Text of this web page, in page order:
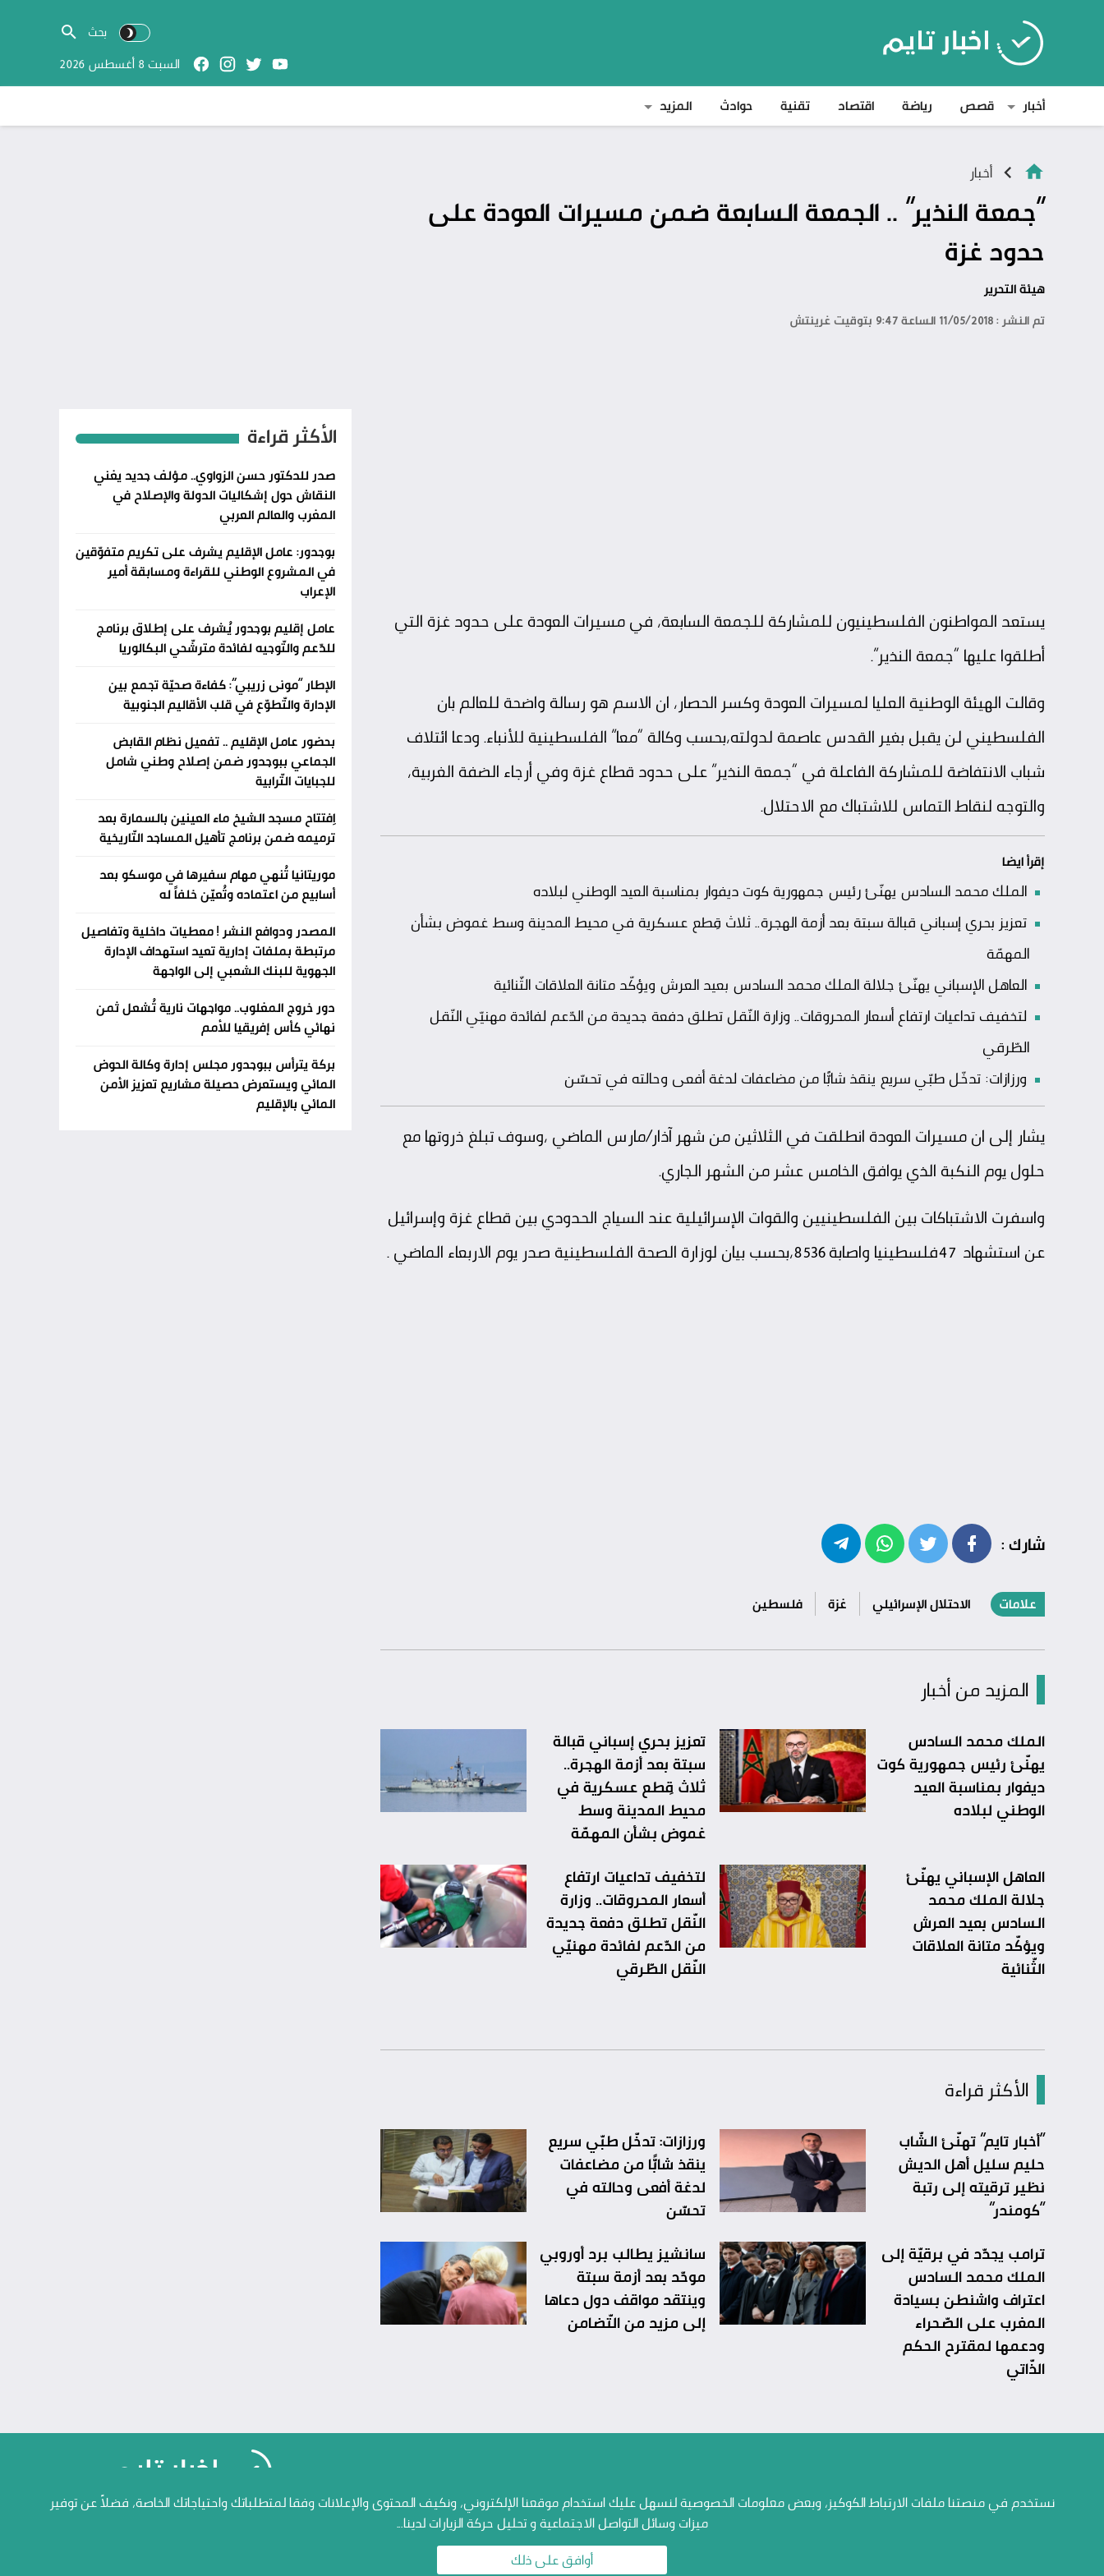
السبت 8 أغسطس 2026
أخبار
قصص رياضة اقتصاد تقنية حوادث المزيد
أخبار
“جمعة النذير” .. الجمعة السابعة ضمن مسيرات العودة على
حدود غزة
هيئة التحرير
تم النشر : 11/05/2018 الساعة 9:47 بتوقيت غرينتش
يستعد المواطنون الفلسطينيون للمشاركة للجمعة السابعة، في مسيرات العودة على حدود غزة التي
أطلقوا عليها “جمعة النذير”.
وقالت الهيئة الوطنية العليا لمسيرات العودة وكسر الحصار، ان الاسم هو رسالة واضحة للعالم بان
الفلسطيني لن يقبل بغير القدس عاصمة لدولته،بحسب وكالة “معا” الفلسطينية للأنباء. ودعا ائتلاف
شباب الانتفاضة للمشاركة الفاعلة في “جمعة النذير” على حدود قطاع غزة وفي أرجاء الضفة الغربية،
والتوجه لنقاط التماس للاشتباك مع الاحتلال.
إقرأ ايضا
الملك محمد السادس يهنّئ رئيس جمهورية كوت ديفوار بمناسبة العيد الوطني لبلاده
تعزيز بحري إسباني قبالة سبتة بعد أزمة الهجرة.. ثلاث قِطع عسكرية في محيط المدينة وسط غموض بشأن
المهمّة
العاهل الإسباني يهنّئ جلالة الملك محمد السادس بعيد العرش ويؤكّد متانة العلاقات الثّنائية
لتخفيف تداعيات ارتفاع أسعار المحروقات.. وزارة النّقل تطلق دفعة جديدة من الدّعم لفائدة مهنيّي النّقل
الطّرقي
ورزازات: تدخّل طبّي سريع ينقذ شابًّا من مضاعفات لدغة أفعى وحالته في تحسّن
يشار إلى ان مسيرات العودة انطلقت في الثلاثين من شهر آذار/مارس الماضي ،وسوف تبلغ ذروتها مع
حلول يوم النكبة الذي يوافق الخامس عشر من الشهر الجاري.
واسفرت الاشتباكات بين الفلسطينيين والقوات الإسرائيلية عند السياج الحدودي بين قطاع غزة وإسرائيل
عن استشهاد 47فلسطينيا واصابة 8536،بحسب بيان لوزارة الصحة الفلسطينية صدر يوم الاربعاء الماضي .
شارك :
علامات الاحتلال الإسرائيلي غزة فلسطين
المزيد من أخبار
الملك محمد السادس
يهنّئ رئيس جمهورية كوت
ديفوار بمناسبة العيد
الوطني لبلاده
تعزيز بحري إسباني قبالة
سبتة بعد أزمة الهجرة..
ثلاث قِطع عسكرية في
محيط المدينة وسط
غموض بشأن المهمّة
العاهل الإسباني يهنّئ
جلالة الملك محمد
السادس بعيد العرش
ويؤكّد متانة العلاقات
الثّنائية
لتخفيف تداعيات ارتفاع
أسعار المحروقات.. وزارة
النّقل تطلق دفعة جديدة
من الدّعم لفائدة مهنيّي
النّقل الطّرقي
الأكثر قراءة
“أخبار تايم” تهنّئ الشّاب
حليم سليل أهل الديش
نظير ترقيته إلى رتبة
“كومندر”
ورزازات: تدخّل طبّي سريع
ينقذ شابًّا من مضاعفات
لدغة أفعى وحالته في
تحسّن
ترامب يجدّد في برقيّة إلى
الملك محمد السادس
اعتراف واشنطن بسيادة
المغرب على الصّحراء
ودعمها لمقترح الحكم
الذّاتي
سانشيز يطالب برد أوروبي
موحّد بعد أزمة سبتة
وينتقد مواقف دول دعاها
إلى مزيد من التّضامن
الأكثر قراءة
صدر للدكتور حسن الزواوي.. مؤلف جديد يغني
النقاش حول إشكاليات الدولة والإصلاح في
المغرب والعالم العربي
بوجدور: عامل الإقليم يشرف على تكريم متفوّقين
في المشروع الوطني للقراءة ومسابقة أمير
الإعراب
عامل إقليم بوجدور يُشرف على إطلاق برنامج
للدّعم والتّوجيه لفائدة مترشّحي البكالوريا
الإطار “مونى زريبي”: كفاءة صحيّة تجمع بين
الإدارة والتّطوّع في قلب الأقاليم الجنوبية
بحضور عامل الإقليم .. تفعيل نظام القابض
الجماعي ببوجدور ضمن إصلاح وطني شامل
للجبايات التّرابية
اِفتتاح مسجد الشيخ ماء العينين بالسمارة بعد
ترميمه ضمن برنامج تأهيل المساجد التّاريخية
موريتانيا تُنهي مهام سفيرها في موسكو بعد
أسابيع من اعتماده وتُعيّن خلفاً له
المصدر ودوافع النشر ! معطيات داخلية وتفاصيل
مرتبطة بملفات إدارية تعيد استهداف الإدارة
الجهوية للبنك الشعبي إلى الواجهة
دور خروج المغلوب.. مواجهات نارية تُشعل ثمن
نهائي كأس إفريقيا للأمم
بركة يترأس ببوجدور مجلس إدارة وكالة الحوض
المائي ويستعرض حصيلة مشاريع تعزيز الأمن
المائي بالإقليم
الإتصال بنا
الإتصال بنا
الإتصال بنا
أرشيف الاستطلاعات
نستخدم في منصتنا ملفات الارتباط الكوكيز، وبعض معلومات الخصوصية لنسهل عليك استخدام موقعنا الإلكتروني، ونكيف المحتوى والإعلانات وفقا لمتطلباتك واحتياجاتك الخاصة، فضلاً عن توفير
ميزات وسائل التواصل الاجتماعية و تحليل حركة الزيارات لدينا...
أوافق على ذلك